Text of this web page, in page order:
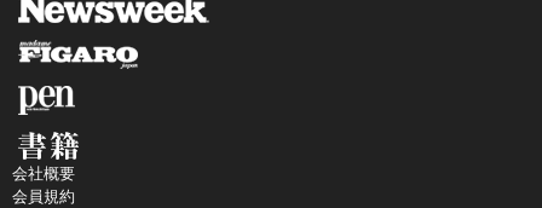
会社概要
会員規約